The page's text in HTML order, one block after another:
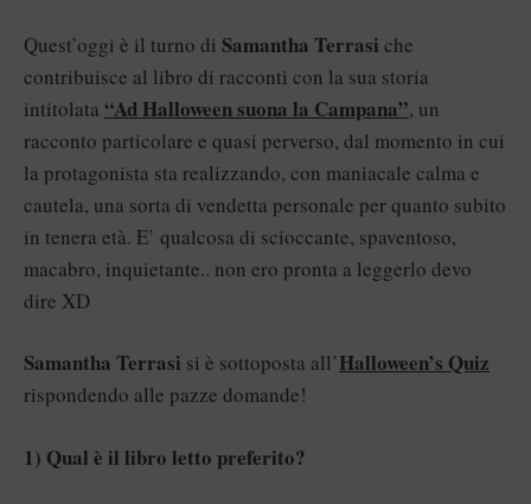
Quest’oggi è il turno di Samantha Terrasi che
contribuisce al libro di racconti con la sua storia
intitolata “Ad Halloween suona la Campana”, un
racconto particolare e quasi perverso, dal momento in cui
la protagonista sta realizzando, con maniacale calma e
cautela, una sorta di vendetta personale per quanto subito
in tenera età. E’ qualcosa di scioccante, spaventoso,
macabro, inquietante.. non ero pronta a leggerlo devo
dire XD
Samantha Terrasi si è sottoposta all’Halloween’s Quiz
rispondendo alle pazze domande!
1) Qual è il libro letto preferito?